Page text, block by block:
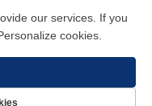
Đăng ký
our services. If you
cookies.